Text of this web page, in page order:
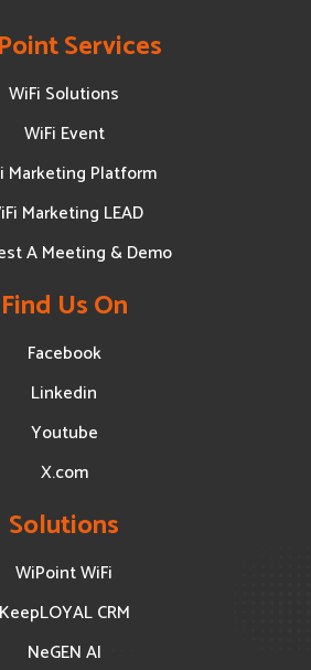
Services
WiFi Solutions
WiFi Event
Marketing Platform
Marketing LEAD
A Meeting & Demo
Find Us On
Facebook
Linkedin
Youtube
X.com
Solutions
WiPoint WiFi
KeepLOYAL CRM
NeGEN AI